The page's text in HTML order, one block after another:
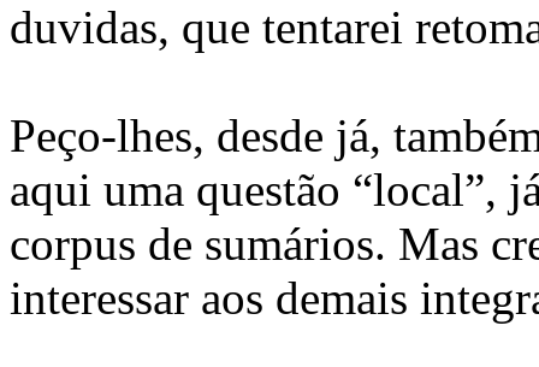
duvidas, que tentarei
Peço-lhes, desde já,
aqui uma questão “local”,
corpus de sumários. Mas
interessar aos demais